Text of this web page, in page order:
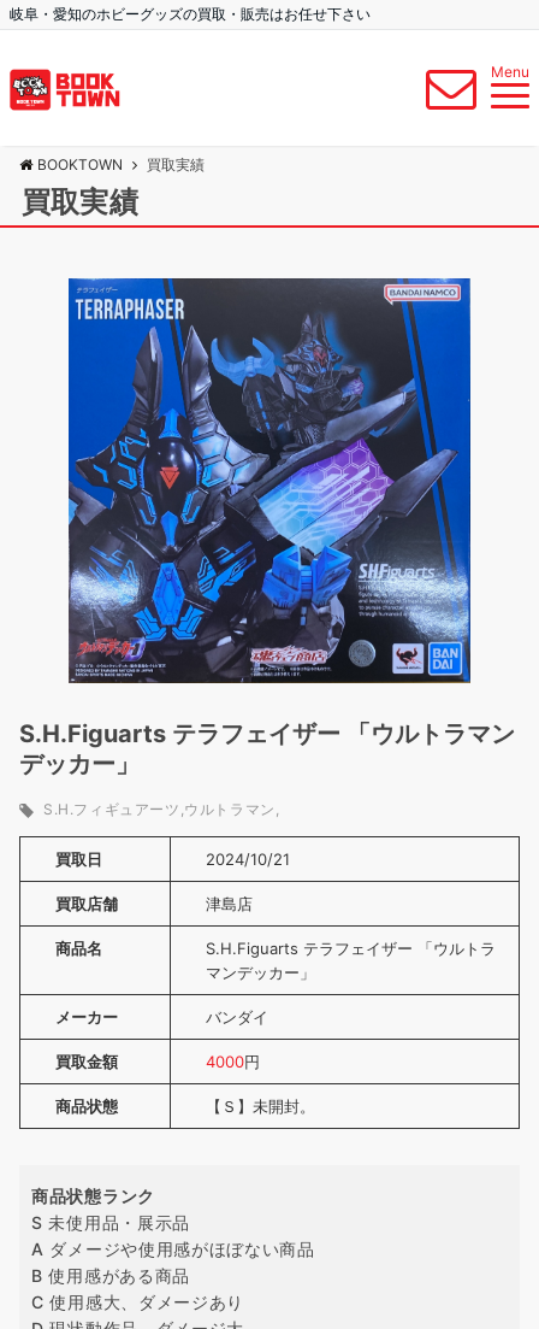
岐阜・愛知のホビーグッズの買取・販売はお任せ下さい
Menu
BOOKTOWN 買取実績
買取実績
S.H.Figuarts テラフェイザー 「ウルトラマン
デッカー」
S.H.フィギュアーツ ウルトラマン
買取日 2024/10/21
買取店舗 津島店
商品名
S.H.Figuarts テラフェイザー 「ウルトラ
マンデッカー」
メーカー バンダイ
買取金額 4000円
商品状態 【Ｓ】未開封。
商品状態ランク
S 未使用品・展示品
A ダメージや使用感がほぼない商品
B 使用感がある商品
C 使用感大、ダメージあり